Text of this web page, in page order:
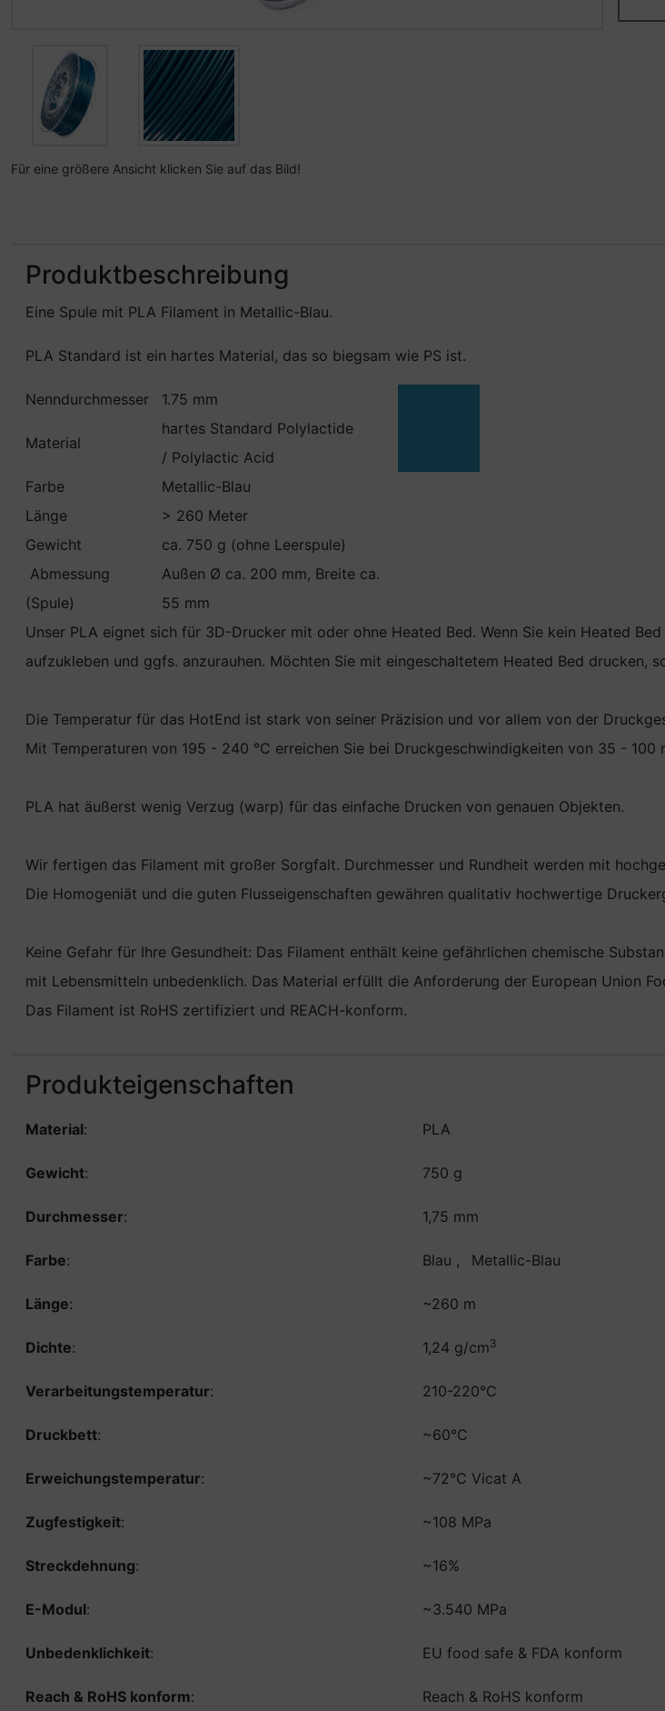
Für eine größere Ansicht klicken Sie auf das Bild!
Produktbeschreibung
Eine Spule mit PLA Filament in Metallic-Blau.
PLA Standard ist ein hartes Material, das so biegsam wie PS ist.
Nenndurchmesser 1.75 mm
Material
hartes Standard Polylactide
/ Polylactic Acid
Farbe
Metallic-Blau
Länge
> 260 Meter
Gewicht
ca. 750 g (ohne Leerspule)
Abmessung
(Spule)
Außen Ø ca. 200 mm, Breite ca.
55 mm
Unser PLA eignet sich für 3D-Drucker mit oder ohne Heated Bed. Wenn Sie kein Heated
aufzukleben und ggfs. anzurauhen. Möchten Sie mit eingeschaltetem Heated Bed drucken,
Die Temperatur für das HotEnd ist stark von seiner Präzision und vor allem von der
Mit Temperaturen von 195 - 240 °C erreichen Sie bei Druckgeschwindigkeiten von 35 - 100
PLA hat äußerst wenig Verzug (warp) für das einfache Drucken von genauen Objekten.
Wir fertigen das Filament mit großer Sorgfalt. Durchmesser und Rundheit werden mit
Die Homogeniät und die guten Flusseigenschaften gewähren qualitativ hochwertige
Keine Gefahr für Ihre Gesundheit: Das Filament enthält keine gefährlichen chemische
mit Lebensmitteln unbedenklich. Das Material erfüllt die Anforderung der European Union
Das Filament ist RoHS zertifiziert und REACH-konform.
Produkteigenschaften
Material: PLA
Gewicht: 750 g
Durchmesser: 1,75 mm
Farbe: Blau , Metallic-Blau
Länge: ~260 m
Dichte: 1,24 g/cm3
Verarbeitungstemperatur: 210-220°C
Druckbett: ~60°C
Erweichungstemperatur: ~72°C Vicat A
Zugfestigkeit: ~108 MPa
Streckdehnung: ~16%
E-Modul: ~3.540 MPa
Unbedenklichkeit: EU food safe & FDA konform
Reach & RoHS konform: Reach & RoHS konform